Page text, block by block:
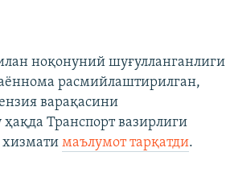
ноқонуний шуғулланганлиги
расмийлаштирилган,
варақасини
Транспорт вазирлиги
хизмати маълумот тарқатди.